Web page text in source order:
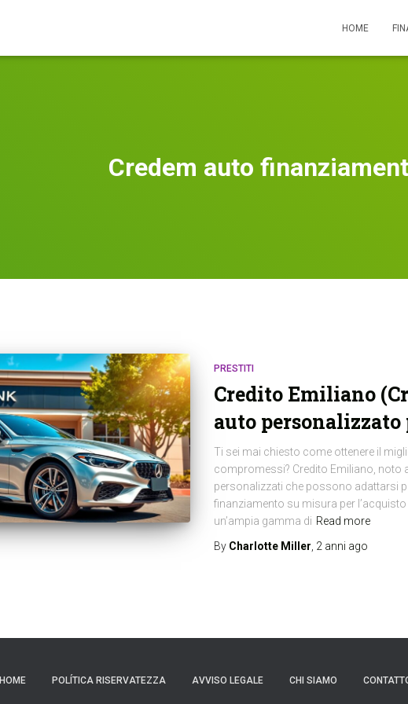
HOME
Credem auto
PRESTITI
Credito Emiliano
auto personalizzato
Ti sei mai chiesto come ottenere il
compromessi? Credito Emiliano, noto
personalizzati che possono adattarsi
finanziamento su misura per
un’ampia gamma di Read more
By Charlotte Miller 2 anni ago
HOME POLÍTICA RISERVATEZZA AVVISO LEGALE CHI SIAMO